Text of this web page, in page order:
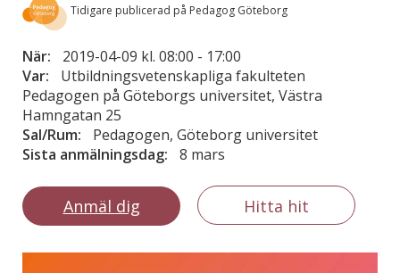
Tidigare publicerad på Pedagog Göteborg
När: 2019-04-09 kl. 08:00 - 17:00
Var:
Utbildningsvetenskapliga fakulteten
Pedagogen på Göteborgs universitet, Västra
Hamngatan 25
Sal/Rum:
Pedagogen, Göteborg universitet
Sista anmälningsdag:
8 mars
Anmäl dig Hitta hit